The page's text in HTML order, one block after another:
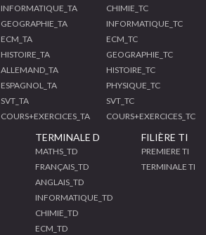
INFORMATIQUE_TA
GEOGRAPHIE_TA
ECM_TA
HISTOIRE_TA
ALLEMAND_TA
ESPAGNOL_TA
SVT_TA
COURS+EXERCICES_TA
CHIMIE_TC
INFORMATIQUE_TC
ECM_TC
GEOGRAPHIE_TC
HISTOIRE_TC
PHYSIQUE_TC
SVT_TC
COURS+EXERCICES_TC
TERMINALE D
MATHS_TD
FRANÇAIS_TD
ANGLAIS_TD
INFORMATIQUE_TD
CHIMIE_TD
ECM_TD
FILIÈRE TI
PREMIERE TI
TERMINALE TI